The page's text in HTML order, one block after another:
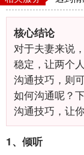
核心结论
对于夫妻来说
稳定，让两个
沟通技巧，则
如何沟通呢？
沟通技巧，让
1、倾听